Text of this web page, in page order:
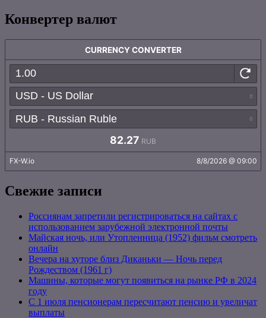
Конвертер валют
Свежие записи
Россиянам запретили регистрироваться на сайтах с
использованием зарубежной электронной почты
Майская ночь, или Утопленница (1952) фильм смотреть
онлайн
Вечера на хуторе близ Диканьки — Ночь перед
Рождеством (1961 г)
Машины, которые могут появиться на рынке РФ в 2024
году
С 1 июля пенсионерам пересчитают пенсию и увеличат
выплаты